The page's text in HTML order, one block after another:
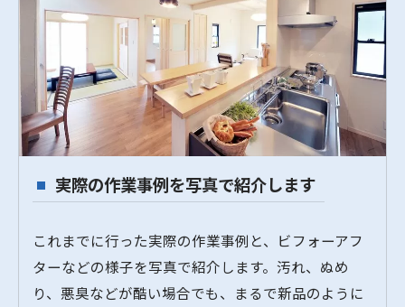
実際の作業事例を写真で紹介します
これまでに行った実際の作業事例と、ビフォーアフ
ターなどの様子を写真で紹介します。汚れ、ぬめ
り、悪臭などが酷い場合でも、まるで新品のように